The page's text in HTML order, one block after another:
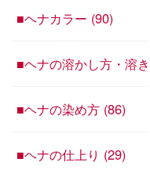
■ヘナカラー (90)
■ヘナの溶かし方・溶
■ヘナの染め方 (86)
■ヘナの仕上り (29)